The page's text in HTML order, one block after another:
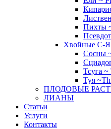
Пихты
Хвойные С-Я
Сосны
Тсуга ~
Туя
ПЛОДОВЫЕ
ЛИАНЫ
Статьи
Услуги
Контакты